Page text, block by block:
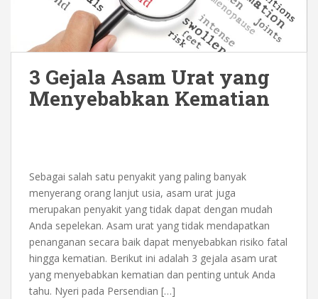
3 Gejala Asam Urat yang
Menyebabkan Kematian
Sebagai salah satu penyakit yang paling banyak
menyerang orang lanjut usia, asam urat juga
merupakan penyakit yang tidak dapat dengan mudah
Anda sepelekan. Asam urat yang tidak mendapatkan
penanganan secara baik dapat menyebabkan risiko fatal
hingga kematian. Berikut ini adalah 3 gejala asam urat
yang menyebabkan kematian dan penting untuk Anda
tahu. Nyeri pada Persendian […]